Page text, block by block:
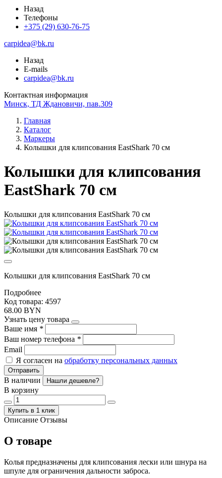
Назад
Телефоны
+375 (29) 630-76-75
carpidea@bk.ru
Назад
E-mails
carpidea@bk.ru
Контактная информация
Минск, ТД Ждановичи, пав.309
Главная
Каталог
Маркеры
Колышки для клипсования EastShark 70 см
Колышки для клипсования
EastShark 70 см
Колышки для клипсования EastShark 70 см
Колышки для клипсования EastShark 70 см
Подробнее
Код товара: 4597
68.00 BYN
Узнать цену товара
Ваше имя *
Ваш номер телефона *
Email
Я согласен на обработку персональных данных
Отправить
В наличии Нашли дешевле?
В корзину
Купить в 1 клик
Описание Отзывы
О товаре
Колья предназначены для клипсования лески или шнура на
шпуле для ограничения дальности заброса.